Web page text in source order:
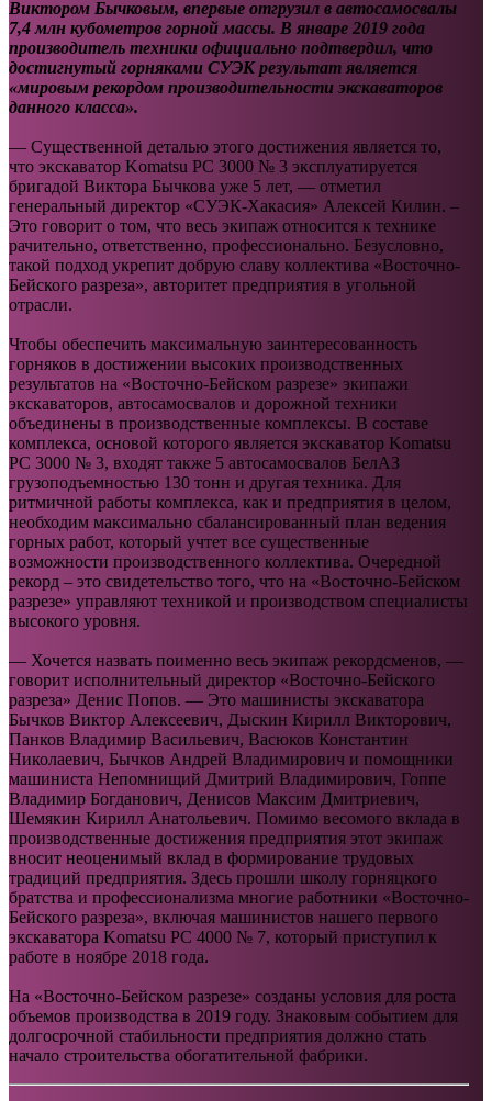
Виктором Бычковым, впервые отгрузил в автосамосвалы
7,4 млн кубометров горной массы. В январе 2019 года
производитель техники официально подтвердил, что
достигнутый горняками СУЭК результат является
«мировым рекордом производительности экскаваторов
данного класса».
— Существенной деталью этого достижения является то,
что экскаватор Komatsu РС 3000 № 3 эксплуатируется
бригадой Виктора Бычкова уже 5 лет, — отметил
генеральный директор «СУЭК-Хакасия» Алексей Килин. –
Это говорит о том, что весь экипаж относится к технике
рачительно, ответственно, профессионально. Безусловно,
такой подход укрепит добрую славу коллектива «Восточно-
Бейского разреза», авторитет предприятия в угольной
отрасли.
Чтобы обеспечить максимальную заинтересованность
горняков в достижении высоких производственных
результатов на «Восточно-Бейском разрезе» экипажи
экскаваторов, автосамосвалов и дорожной техники
объединены в производственные комплексы. В составе
комплекса, основой которого является экскаватор Komatsu
РС 3000 № 3, входят также 5 автосамосвалов БелАЗ
грузоподъемностью 130 тонн и другая техника. Для
ритмичной работы комплекса, как и предприятия в целом,
необходим максимально сбалансированный план ведения
горных работ, который учтет все существенные
возможности производственного коллектива. Очередной
рекорд – это свидетельство того, что на «Восточно-Бейском
разрезе» управляют техникой и производством специалисты
высокого уровня.
— Хочется назвать поименно весь экипаж рекордсменов, —
говорит исполнительный директор «Восточно-Бейского
разреза» Денис Попов. — Это машинисты экскаватора
Бычков Виктор Алексеевич, Дыскин Кирилл Викторович,
Панков Владимир Васильевич, Васюков Константин
Николаевич, Бычков Андрей Владимирович и помощники
машиниста Непомнищий Дмитрий Владимирович, Гоппе
Владимир Богданович, Денисов Максим Дмитриевич,
Шемякин Кирилл Анатольевич. Помимо весомого вклада в
производственные достижения предприятия этот экипаж
вносит неоценимый вклад в формирование трудовых
традиций предприятия. Здесь прошли школу горняцкого
братства и профессионализма многие работники «Восточно-
Бейского разреза», включая машинистов нашего первого
экскаватора Komatsu РС 4000 № 7, который приступил к
работе в ноябре 2018 года.
На «Восточно-Бейском разрезе» созданы условия для роста
объемов производства в 2019 году. Знаковым событием для
долгосрочной стабильности предприятия должно стать
начало строительства обогатительной фабрики.